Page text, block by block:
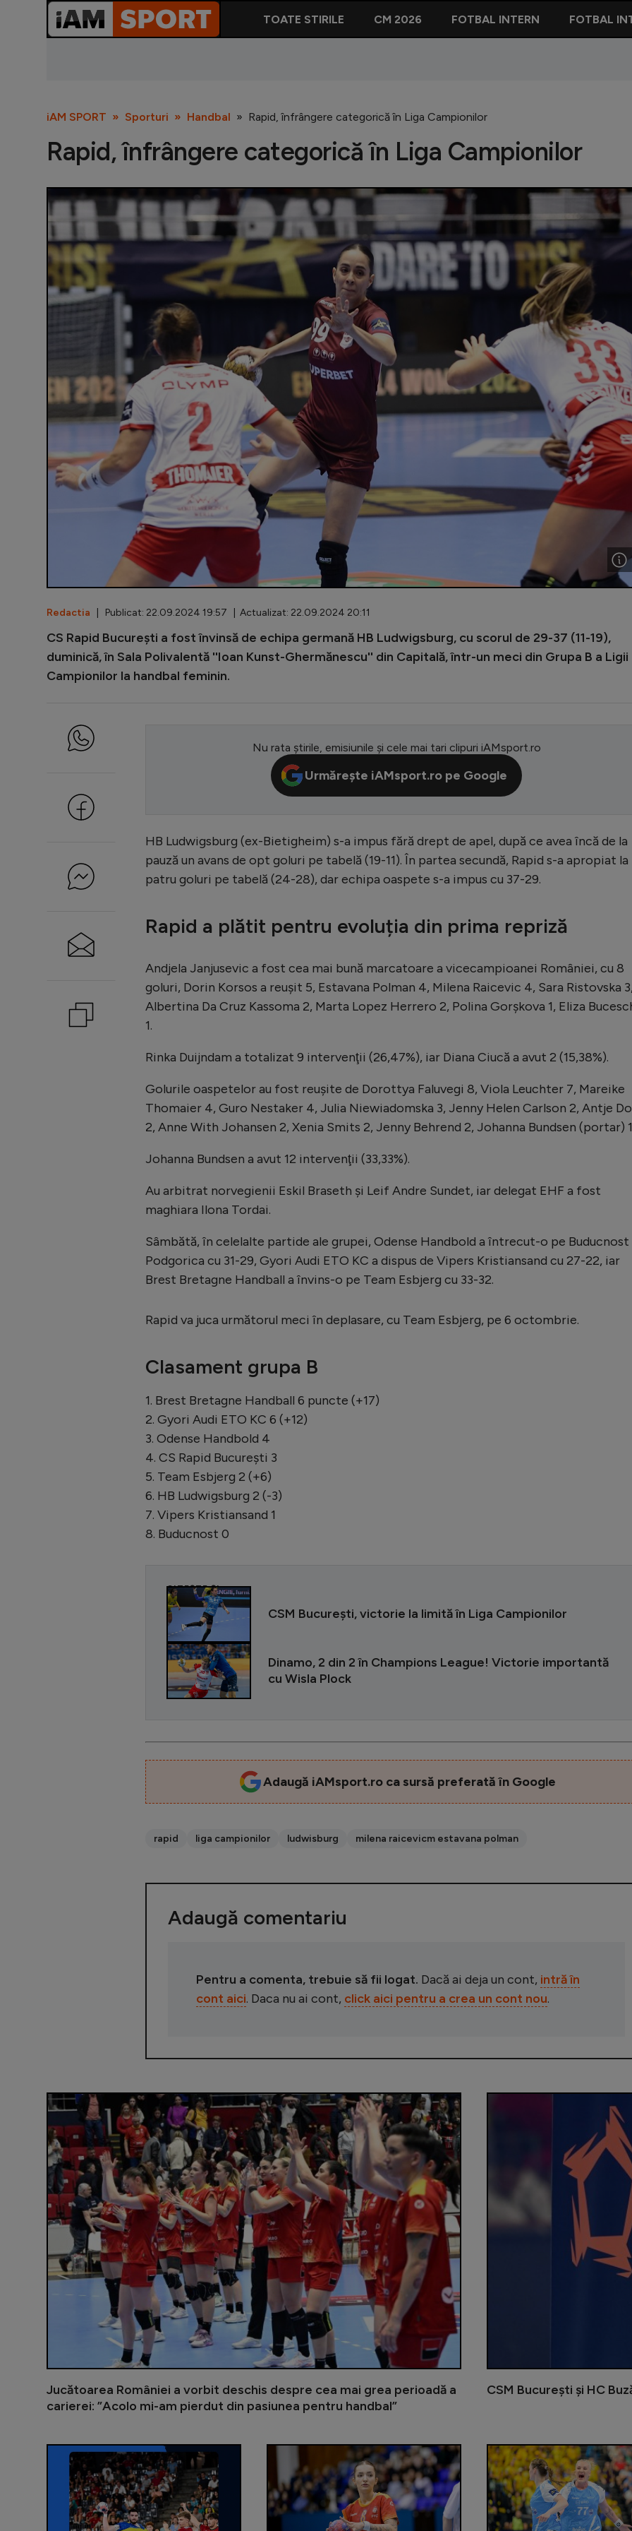
TOATE STIRILE CM 2026 FOTBAL INTERN FOTBAL
iAM SPORT Sporturi Handbal Rapid, înfrângere categorică în Liga Campionilor
Rapid, înfrângere categorică în Liga Campionilor
Redactia | Publicat: 22.09.2024 19:57 | Actualizat: 22.09.2024 20:11
CS Rapid Bucureşti a fost învinsă de echipa germană HB Ludwigsburg, cu scorul de 29-37 (11-19),
duminică, în Sala Polivalentă ''Ioan Kunst-Ghermănescu'' din Capitală, într-un meci din Grupa B a Ligii
Campionilor la handbal feminin.
Nu rata știrile, emisiunile și cele mai tari clipuri iAMsport.ro
Urmărește iAMsport.ro pe Google
HB Ludwigsburg (ex-Bietigheim) s-a impus fără drept de apel, după ce avea încă de la
pauză un avans de opt goluri pe tabelă (19-11). În partea secundă, Rapid s-a apropiat la
patru goluri pe tabelă (24-28), dar echipa oaspete s-a impus cu 37-29.
Rapid a plătit pentru evoluția din prima repriză
Andjela Janjusevic a fost cea mai bună marcatoare a vicecampioanei României, cu 8
goluri, Dorin Korsos a reuşit 5, Estavana Polman 4, Milena Raicevic 4, Sara Ristovska 3,
Albertina Da Cruz Kassoma 2, Marta Lopez Herrero 2, Polina Gorşkova 1, Eliza
1.
Rinka Duijndam a totalizat 9 intervenţii (26,47%), iar Diana Ciucă a avut 2 (15,38%).
Golurile oaspetelor au fost reuşite de Dorottya Faluvegi 8, Viola Leuchter 7, Mareike
Thomaier 4, Guro Nestaker 4, Julia Niewiadomska 3, Jenny Helen Carlson 2, Antje
2, Anne With Johansen 2, Xenia Smits 2, Jenny Behrend 2, Johanna Bundsen (portar)
Johanna Bundsen a avut 12 intervenţii (33,33%).
Au arbitrat norvegienii Eskil Braseth şi Leif Andre Sundet, iar delegat EHF a fost
maghiara Ilona Tordai.
Sâmbătă, în celelalte partide ale grupei, Odense Handbold a întrecut-o pe Buducnost
Podgorica cu 31-29, Gyori Audi ETO KC a dispus de Vipers Kristiansand cu 27-22, iar
Brest Bretagne Handball a învins-o pe Team Esbjerg cu 33-32.
Rapid va juca următorul meci în deplasare, cu Team Esbjerg, pe 6 octombrie.
Clasament grupa B
1. Brest Bretagne Handball 6 puncte (+17)
2. Gyori Audi ETO KC 6 (+12)
3. Odense Handbold 4
4. CS Rapid Bucureşti 3
5. Team Esbjerg 2 (+6)
6. HB Ludwigsburg 2 (-3)
7. Vipers Kristiansand 1
8. Buducnost 0
CITEȘTE ȘI
CSM București, victorie la limită în Liga Campionilor
Dinamo, 2 din 2 în Champions League! Victorie importantă
cu Wisla Plock
Adaugă iAMsport.ro ca sursă preferată în Google
rapid liga campionilor ludwisburg milena raicevicm estavana polman
Adaugă comentariu
Pentru a comenta, trebuie să fii logat. Dacă ai deja un cont, intră în
cont aici. Daca nu ai cont, click aici pentru a crea un cont nou.
Jucătoarea României a vorbit deschis despre cea mai grea perioadă a
carierei: ”Acolo mi-am pierdut din pasiunea pentru handbal”
CSM București și HC
Continuă umilința de la CE de